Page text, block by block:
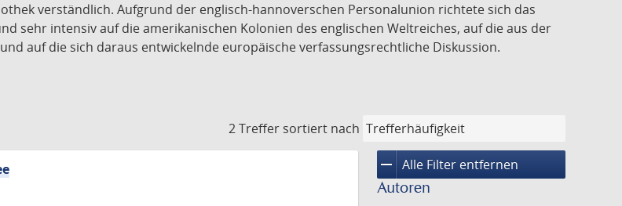
verständlich. Aufgrund der englisch-hannoverschen Personalunion richtete sich das
sehr intensiv auf die amerikanischen Kolonien des englischen Weltreiches, auf die aus der
auf die sich daraus entwickelnde europäische verfassungsrechtliche Diskussion.
2 Treffer sortiert nach
remove Alle Filter entfernen
Autoren